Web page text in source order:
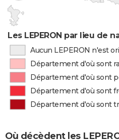
Les LEPERON par lieu de
Aucun LEPERON n'est
Département d'où sont
Département d'où sont
Département d'où sont
Département d'où sont
Où décèdent les